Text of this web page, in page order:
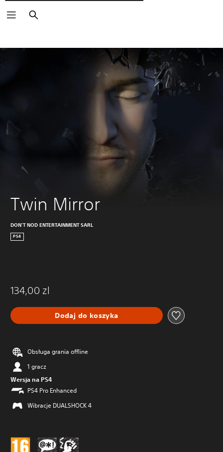
Wyszukaj
Twin Mirror
DON'T NOD ENTERTAINMENT SARL
PS4
134,00 zl
Dodaj do koszyka
Obsługa grania offline
1 gracz
Wersja na PS4
PS4 Pro Enhanced
Wibracje DUALSHOCK 4